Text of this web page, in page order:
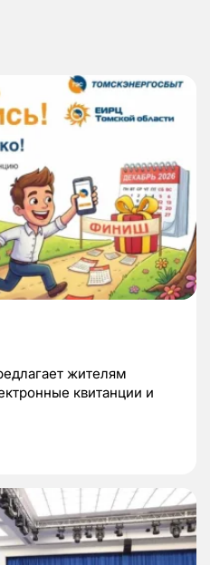
жителям
квитанции и